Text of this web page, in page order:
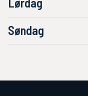
Lørdag
Søndag